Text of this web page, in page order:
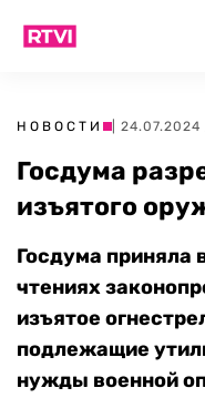
НОВОСТИ |
Госдума
изъятого
Госдума приняла
чтениях
изъятое
подлежащие
нужды военной